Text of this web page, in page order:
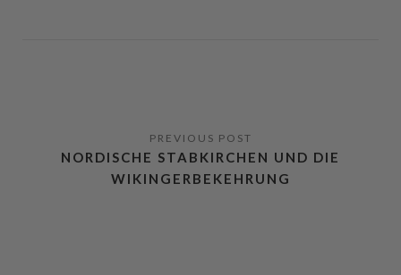
NORDISCHE STABKIRCHEN UND DIE
WIKINGERBEKEHRUNG